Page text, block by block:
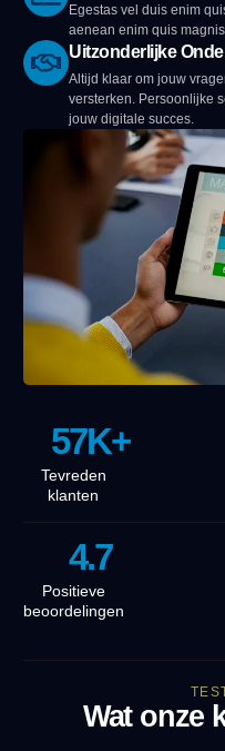
Egestas vel duis enim
aenean enim quis magnis.
Uitzonderlijke
Altijd klaar om jouw
versterken. Persoonlijke
jouw digitale succes.
57K+
Tevreden
klanten
4.7
Positieve
beoordelingen
Wat onze